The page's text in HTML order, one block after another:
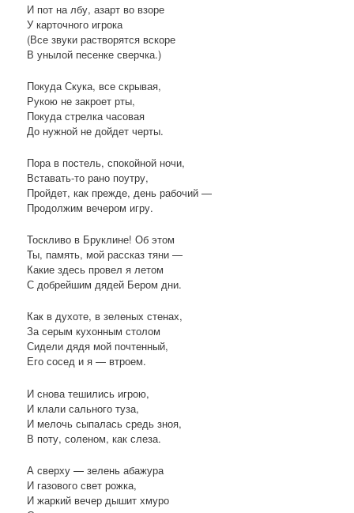
И пот на лбу, азарт во взоре
У карточного игрока
(Все звуки растворятся вскоре
В унылой песенке сверчка.)
Покуда Скука, все скрывая,
Рукою не закроет рты,
Покуда стрелка часовая
До нужной не дойдет черты.
Пора в постель, спокойной ночи,
Вставать-то рано поутру,
Пройдет, как прежде, день рабочий —
Продолжим вечером игру.
Тоскливо в Бруклине! Об этом
Ты, память, мой рассказ тяни —
Какие здесь провел я летом
С добрейшим дядей Бером дни.
Как в духоте, в зеленых стенах,
За серым кухонным столом
Сидели дядя мой почтенный,
Его сосед и я — втроем.
И снова тешились игрою,
И клали сального туза,
И мелочь сыпалась средь зноя,
В поту, соленом, как слеза.
А сверху — зелень абажура
И газового свет рожка,
И жаркий вечер дышит хмуро